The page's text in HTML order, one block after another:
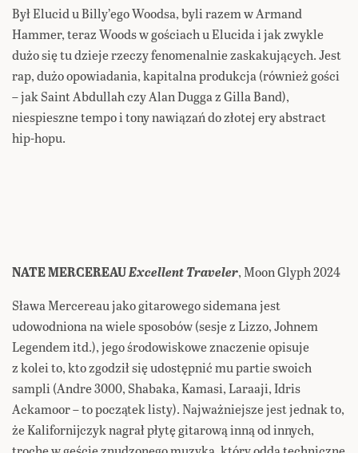
Był Elucid u Billy’ego Woodsa, byli razem w Armand
Hammer, teraz Woods w gościach u Elucida i jak zwykle
dużo się tu dzieje rzeczy fenomenalnie zaskakujących. Jest
rap, dużo opowiadania, kapitalna produkcja (również gości
– jak Saint Abdullah czy Alan Dugga z Gilla Band),
niespieszne tempo i tony nawiązań do złotej ery abstract
hip-hopu.
NATE MERCEREAUExcellent Traveler, Moon Glyph 2024
Sława Mercereau jako gitarowego sidemana jest
udowodniona na wiele sposobów (sesje z Lizzo, Johnem
Legendem itd.), jego środowiskowe znaczenie opisuje
z kolei to, kto zgodził się udostępnić mu partie swoich
sampli (Andre 3000, Shabaka, Kamasi, Laraaji, Idris
Ackamoor – to początek listy). Najważniejsze jest jednak to,
że Kalifornijczyk nagrał płytę gitarową inną od innych,